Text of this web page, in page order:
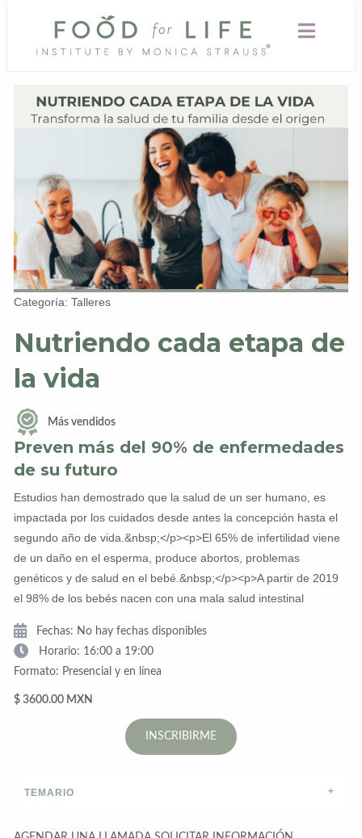
Categoría: Talleres
Nutriendo cada etapa de
la vida
Más vendidos
Preven más del 90% de enfermedades
de su futuro
Estudios han demostrado que la salud de un ser humano, es
impactada por los cuidados desde antes la concepción hasta el
segundo año de vida.&nbsp;</p><p>El 65% de infertilidad viene
de un daño en el esperma, produce abortos, problemas
genéticos y de salud en el bebé.&nbsp;</p><p>A partir de 2019
el 98% de los bebés nacen con una mala salud intestinal
Fechas: No hay fechas disponibles
Horario: 16:00 a 19:00
Formato: Presencial y en línea
$ 3600.00 MXN
INSCRIBIRME
TEMARIO